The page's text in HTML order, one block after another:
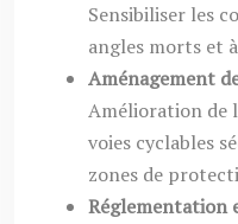
Sensibiliser les
angles morts et
Aménagement
Amélioration de
voies cyclables
zones de
Réglementation